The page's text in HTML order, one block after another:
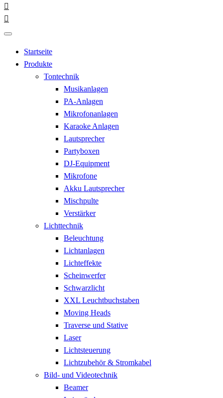
Startseite
Produkte
Tontechnik
Musikanlagen
PA-Anlagen
Mikrofonanlagen
Karaoke Anlagen
Lautsprecher
Partyboxen
DJ-Equipment
Mikrofone
Akku Lautsprecher
Mischpulte
Verstärker
Lichttechnik
Beleuchtung
Lichtanlagen
Lichteffekte
Scheinwerfer
Schwarzlicht
XXL Leuchtbuchstaben
Moving Heads
Traverse und Stative
Laser
Lichtsteuerung
Lichtzubehör & Stromkabel
Bild- und Videotechnik
Beamer